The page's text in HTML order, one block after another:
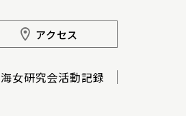
アクセス
海女研究会活動記録